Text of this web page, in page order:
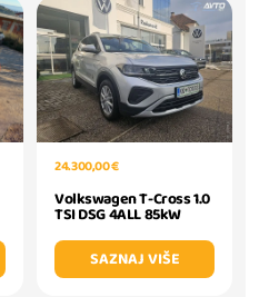
24.300,00 €
Volkswagen T-Cross 1.0
TSI DSG 4ALL 85kW
SAZNAJ VIŠE